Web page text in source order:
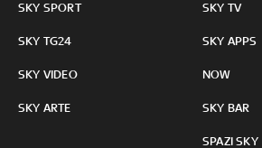
SKY SPORT
SKY TG24
SKY VIDEO
SKY ARTE
SKY TV
SKY APPS
NOW
SKY BAR
SPAZI SKY